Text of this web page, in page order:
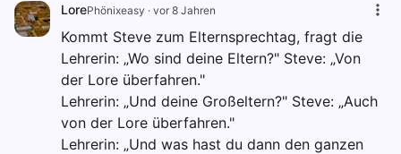
LorePhönixeasy · vor 8 Jahren
Kommt Steve zum Elternsprechtag, fragt die
Lehrerin: „Wo sind deine Eltern?" Steve: „Von
der Lore überfahren."
Lehrerin: „Und deine Großeltern?" Steve: „Auch
von der Lore überfahren."
Lehrerin: „Und was hast du dann den ganzen